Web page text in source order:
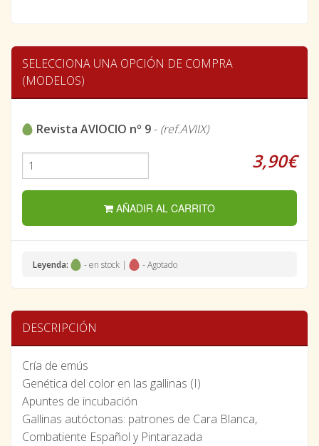
SELECCIONA UNA OPCIÓN DE COMPRA
(MODELOS)
Revista AVIOCIO nº 9- (ref.AVIIX)
3,90€
AÑADIR AL CARRITO
Leyenda: - en stock | - Agotado
DESCRIPCIÓN
Cría de emús
Genética del color en las gallinas (I)
Apuntes de incubación
Gallinas autóctonas: patrones de Cara Blanca,
Combatiente Español y Pintarazada